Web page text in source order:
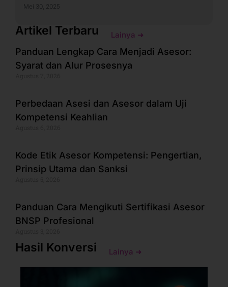
Mei 30, 2025
Artikel Terbaru Lainya ➜
Panduan Lengkap Cara Menjadi Asesor:
Syarat dan Alur Prosesnya
Perbedaan Asesi dan Asesor dalam Uji
Kompetensi Keahlian
Kode Etik Asesor Kompetensi: Pengertian,
Prinsip Utama dan Sanksi
Panduan Cara Mengikuti Sertifikasi Asesor
BNSP Profesional
Hasil Konversi Lainya ➜